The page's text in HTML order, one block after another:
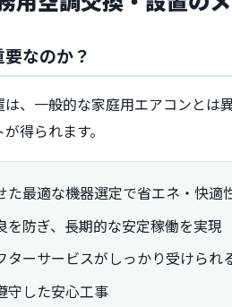
なのか？
、一般的な家庭用エアコンとは
得られます。
た最適な機器選定で省エネ・快適
を防ぎ、長期的な安定稼働を実現
ターサービスがしっかり受けられ
守した安心工事